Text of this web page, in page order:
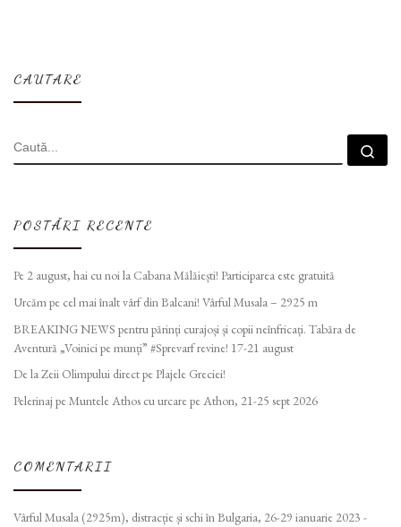
CAUTARE
CĂUTARE
POSTĂRI RECENTE
Pe 2 august, hai cu noi la Cabana Mălăiești! Participarea este gratuită
Urcăm pe cel mai înalt vârf din Balcani! Vârful Musala – 2925 m
BREAKING NEWS pentru părinți curajoși și copii neînfricați. Tabăra de
Aventură „Voinici pe munți” #Sprevarf revine! 17-21 august
De la Zeii Olimpului direct pe Plajele Greciei!
Pelerinaj pe Muntele Athos cu urcare pe Athon, 21-25 sept 2026
COMENTARII
Vârful Musala (2925m), distracție și schi în Bulgaria, 26-29 ianuarie 2023 -